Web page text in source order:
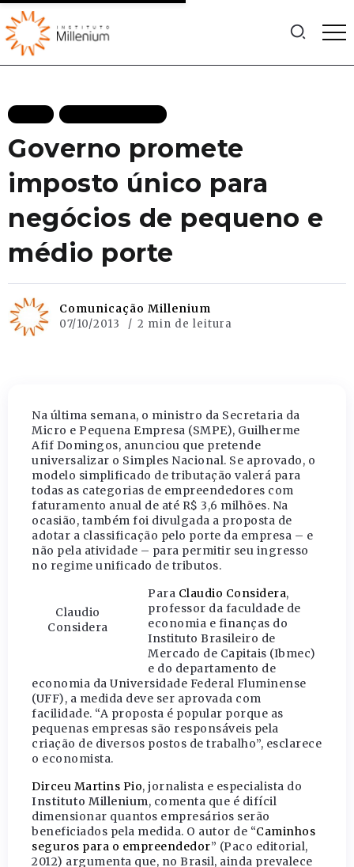
Governo promete
imposto único para
negócios de pequeno e
médio porte
Comunicação Millenium
07/10/2013 2 min de leitura
Na última semana, o ministro da Secretaria da
Micro e Pequena Empresa (SMPE), Guilherme
Afif Domingos, anunciou que pretende
universalizar o Simples Nacional. Se aprovado, o
modelo simplificado de tributação valerá para
todas as categorias de empreendedores com
faturamento anual de até R$ 3,6 milhões. Na
ocasião, também foi divulgada a proposta de
adotar a classificação pelo porte da empresa – e
não pela atividade – para permitir seu ingresso
no regime unificado de tributos.
Claudio
Considera
Para Claudio Considera,
professor da faculdade de
economia e finanças do
Instituto Brasileiro de
Mercado de Capitais (Ibmec)
e do departamento de
economia da Universidade Federal Fluminense
(UFF), a medida deve ser aprovada com
facilidade. “A proposta é popular porque as
pequenas empresas são responsáveis pela
criação de diversos postos de trabalho”, esclarece
o economista.
Dirceu Martins Pio, jornalista e especialista do
Instituto Millenium, comenta que é difícil
dimensionar quantos empresários serão
beneficiados pela medida. O autor de “Caminhos
seguros para o empreendedor” (Paco editorial,
2012) argumenta que, no Brasil, ainda prevalece